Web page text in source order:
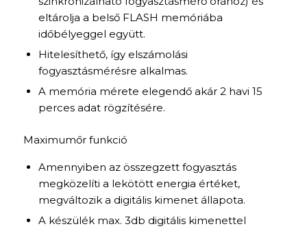
eltárolja a belső FLASH memóriába
időbélyeggel együtt.
Hitelesíthető, így elszámolási
fogyasztásmérésre alkalmas.
A memória mérete elegendő akár 2 havi 15
perces adat rögzítésére.
Maximumőr funkció
Amennyiben az összegzett fogyasztás
megközelíti a lekötött energia értéket,
megváltozik a digitális kimenet állapota.
A készülék max. 3db digitális kimenettel